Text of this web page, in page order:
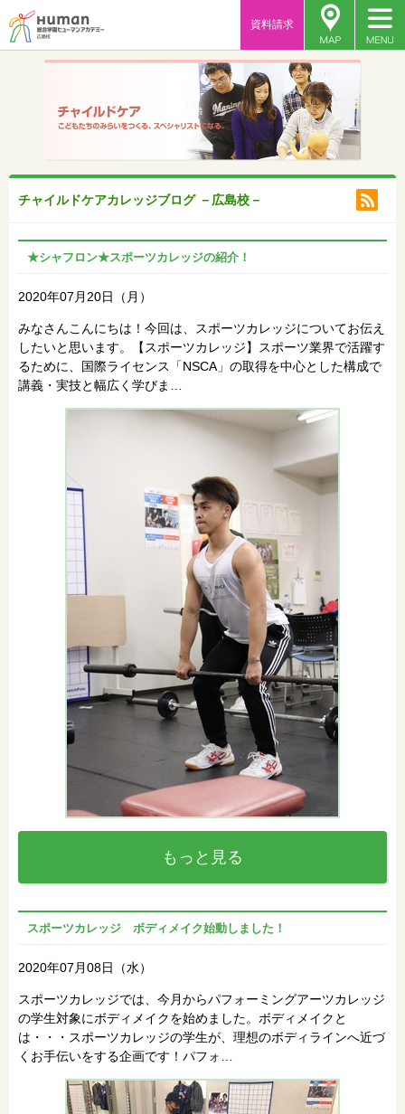
資料請求
チャイルドケアカレッジブログ －広島校－
★シャフロン★スポーツカレッジの紹介！
2020年07月20日（月）
みなさんこんにちは！今回は、スポーツカレッジについてお伝え
したいと思います。【スポーツカレッジ】スポーツ業界で活躍す
るために、国際ライセンス「NSCA」の取得を中心とした構成で
講義・実技と幅広く学びま…
もっと見る
スポーツカレッジ ボディメイク始動しました！
2020年07月08日（水）
スポーツカレッジでは、今月からパフォーミングアーツカレッジ
の学生対象にボディメイクを始めました。ボディメイクと
は・・・スポーツカレッジの学生が、理想のボディラインへ近づ
くお手伝いをする企画です！パフォ…